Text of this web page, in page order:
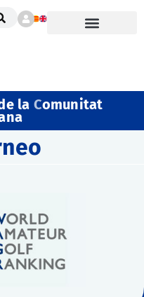
la Comunitat